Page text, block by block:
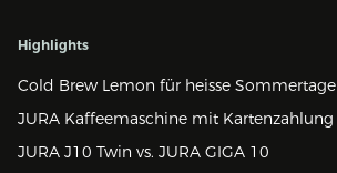
Highlights
Cold Brew Lemon für heisse Sommertage
JURA Kaffeemaschine mit Kartenzahlung
JURA J10 Twin vs. JURA GIGA 10